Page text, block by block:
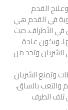
القدم
في القدم هي
في الأطراف، حيث
ويكون عادة
الشريان وتحد من
وتمنع الشريان
والتعب بالساق،
تلف الطرف